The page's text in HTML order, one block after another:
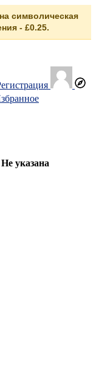
символическая
- £0.25.
Не указана